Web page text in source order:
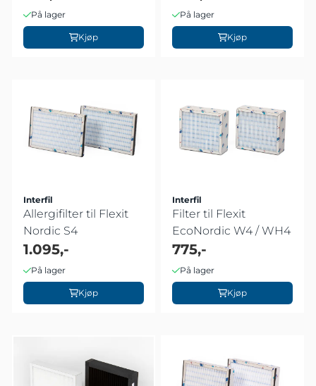
På lager
Kjøp
På lager
Kjøp
Interfil
Allergifilter til Flexit
Nordic S4
1.095,-
På lager
Kjøp
Interfil
Filter til Flexit
EcoNordic W4 / WH4
775,-
På lager
Kjøp